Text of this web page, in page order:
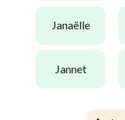
janaëlle
jannet